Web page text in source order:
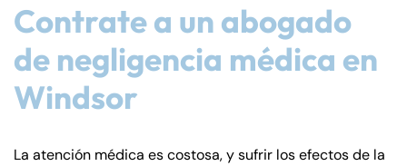
Contrate a un abogado
de negligencia médica en
Windsor
La atención médica es costosa, y sufrir los efectos de la